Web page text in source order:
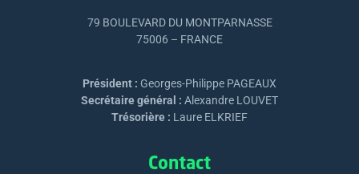
79 BOULEVARD DU MONTPARNASSE
75006 – FRANCE
Président : Georges-Philippe PAGEAUX
Secrétaire général : Alexandre LOUVET
Trésorière : Laure ELKRIEF
Contact